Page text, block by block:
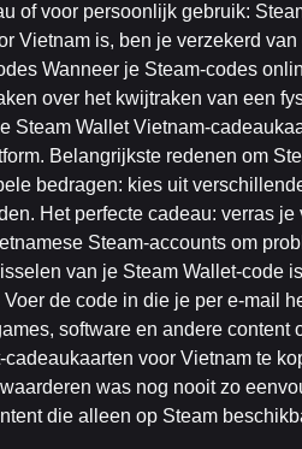
of voor persoonlijk gebruik:
Vietnam is, ben je verzekerd
Wanneer je Steam-codes
over het kwijtraken van een
Wallet Vietnam-
Belangrijkste redenen om
bedragen: kies uit
Het perfecte cadeau: verras je
Steam-accounts om
van je Steam Wallet-code
de code in die je per e-mail
software en andere content
voor Vietnam te
was nog nooit zo
die alleen op Steam